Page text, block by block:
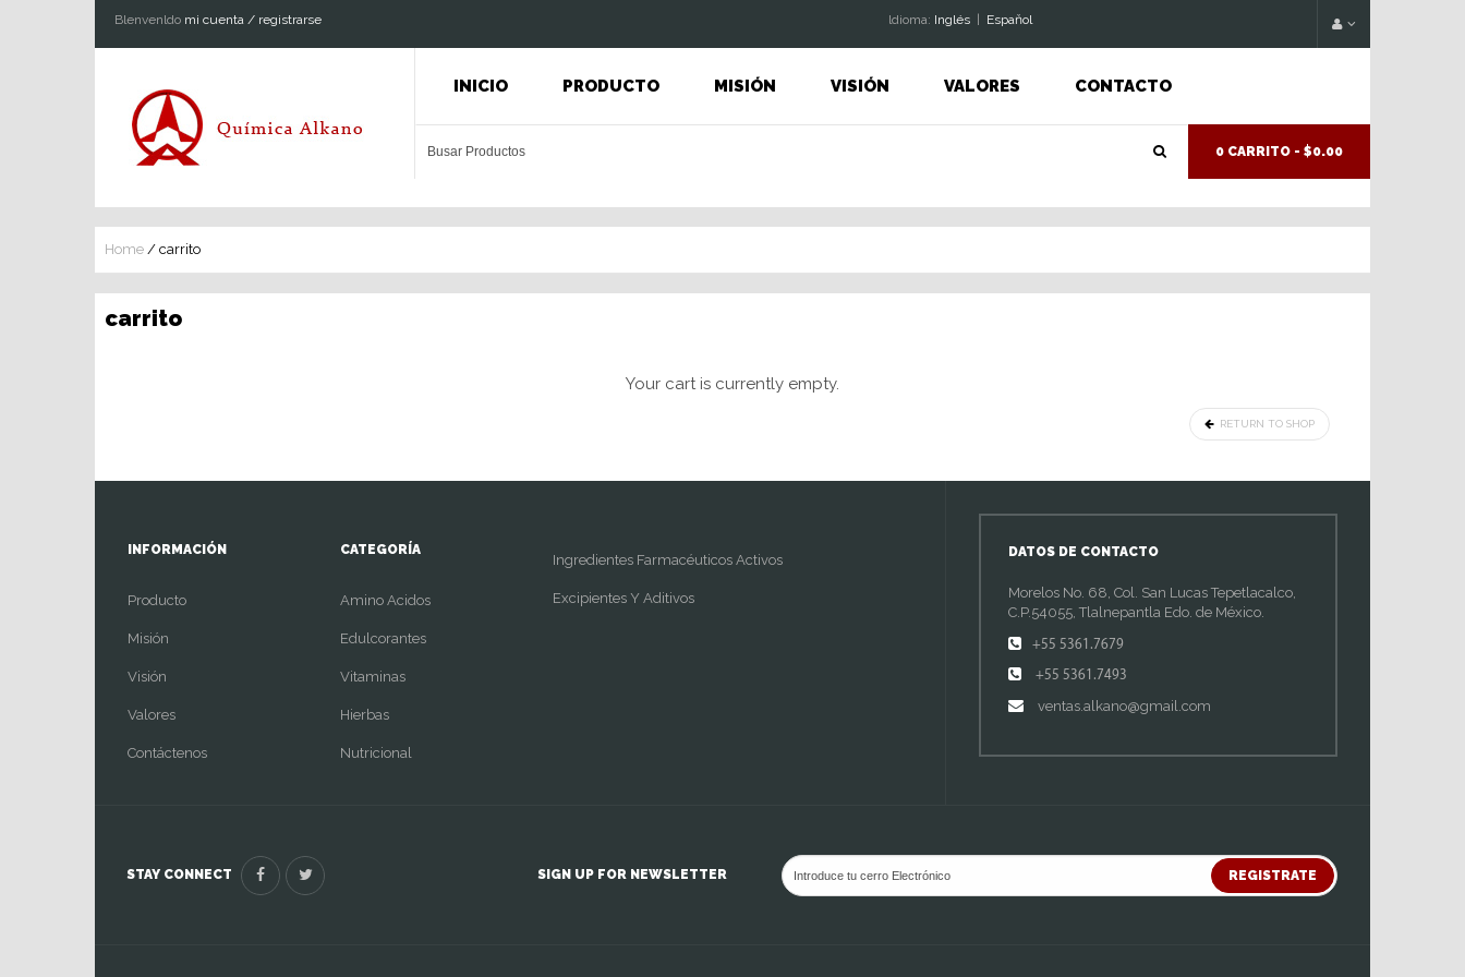
Blenvenldo mi cuenta / registrarse ldioma: Inglés| Espaňol
INICIO PRODUCTO MISIÓN VISIÓN VALORES CONTACTO
0 CARRITO - $0.00
Home / carrito
carrito
Your cart is currently empty.
RETURN TO SHOP
INFORMACIÓN
Producto
Misión
Visión
Valores
Contáctenos
CATEGORÍA
Amino Acidos
Edulcorantes
Vitaminas
Hierbas
Nutricional
Ingredientes Farmacéuticos Activos
Excipientes Y Aditivos
DATOS DE CONTACTO
Morelos No. 68, Col. San Lucas Tepetlacalco,
C.P.54055, Tlalnepantla Edo. de México.
+55 5361.7679
+55 5361.7493
ventas.alkano@gmail.com
STAY CONNECT SIGN UP FOR NEWSLETTER REGISTRATE